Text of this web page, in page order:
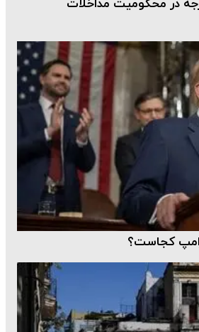
در محکومیت مداخلات
کجاست؟